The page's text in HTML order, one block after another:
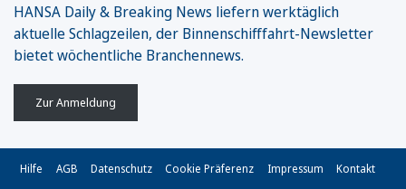
HANSA Daily & Breaking News liefern werktäglich
aktuelle Schlagzeilen, der Binnenschifffahrt-Newsletter
bietet wöchentliche Branchennews.
Zur Anmeldung
Hilfe AGB Datenschutz Cookie Präferenz Impressum Kontakt